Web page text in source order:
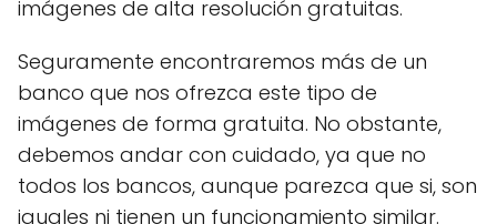
imágenes de alta resolución gratuitas.
Seguramente encontraremos más de un
banco que nos ofrezca este tipo de
imágenes de forma gratuita. No obstante,
debemos andar con cuidado, ya que no
todos los bancos, aunque parezca que si, son
iguales ni tienen un funcionamiento similar.